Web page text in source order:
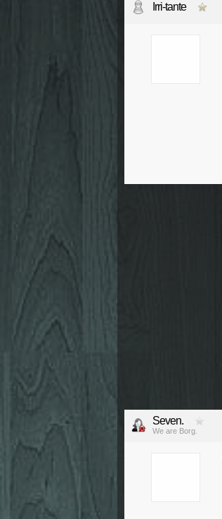
Irri-tante
Seven.
We are Borg.